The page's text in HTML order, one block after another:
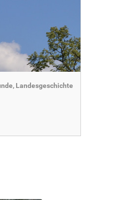
Landesgeschichte